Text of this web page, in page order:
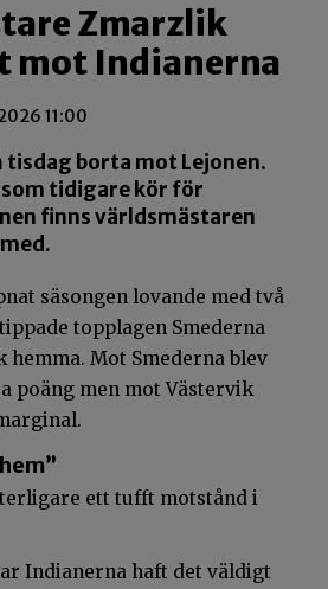
Zmarzlik
mot Indianerna
11:00
tisdag borta mot Lejonen.
tidigare kör för
finns världsmästaren
säsongen lovande med två
topplagen Smederna
hemma. Mot Smederna blev
poäng men mot Västervik
ett tufft motstånd i
Indianerna haft det väldigt